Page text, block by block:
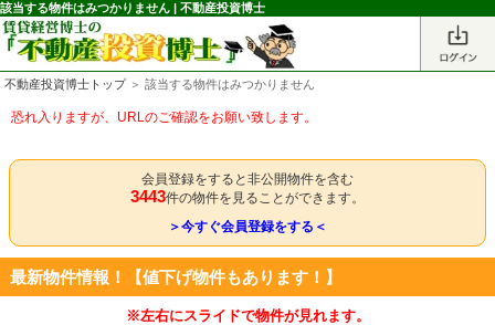
該当する物件はみつかりません | 不動産投資博士
不動産投資博士トップ＞ 該当する物件はみつかりません
恐れ入りますが、URLのご確認をお願い致します。
会員登録をすると非公開物件を含む
3443件の物件を見ることができます。
＞今すぐ会員登録をする＜
最新物件情報！【値下げ物件もあります！】
※左右にスライドで物件が見れます。